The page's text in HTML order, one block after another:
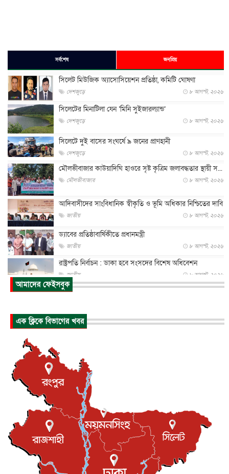
সর্বশেষ জনপ্রিয়
সিলেট মিউজিক অ্যাসোসিয়েশন প্রতিষ্ঠা, কমিটি ঘোষণা
দেশজুড়ে ৮ আগস্ট, ২০২৬
সিলেটের মিনাটিলা যেন ‘মিনি সুইজারল্যান্ড’
দেশজুড়ে ৮ আগস্ট, ২০২৬
সিলেটে দুই বাসের সংঘর্ষে ৯ জনের প্রাণহানী
দেশজুড়ে ৮ আগস্ট, ২০২৬
মৌলভীবাজার কাউয়াদিঘি হাওরে সৃষ্ট কৃত্রিম জলাবদ্ধতার স্থায়ী স...
মৌলভীবাজার ৮ আগস্ট, ২০২৬
আদিবাসীদের সাংবিধানিক স্বীকৃতি ও ভূমি অধিকার নিশ্চিতের দাবি
জাতীয় ৮ আগস্ট, ২০২৬
ড্যাবের প্রতিষ্ঠাবার্ষিকীতে প্রধানমন্ত্রী
জাতীয় ৮ আগস্ট, ২০২৬
রাষ্ট্রপতি নির্বাচন : ডাকা হবে সংসদের বিশেষ অধিবেশন
জাতীয় ৮ আগস্ট, ২০২৬
প্রধানমন্ত্রীর সঙ্গে সাক্ষাতে খুদে শিল্পী অনুশ্রী রায়ের স্বপ...
পাকিস্তান-তুরস্কের সঙ্গে প্রতিরক্ষা চুক্তি সৌদি আরবকে কতটা ন...
যুক্তরাজ্যে গ্রুমিং কেলেঙ্কারি : পাকিস্তানির অপরাধে অস্বস্তি...
আন্তর্জাতিক
বিরোধ কাটিয়ে কূটনৈতিক সম্পর্ক পুনঃস্থাপন করছে মেক্সিকো ও
আন্তর্জাতিক
এবার ওটিটিতে মুক্তি পেল ‘মালিক’
বিনোদন ৮ আগস্ট, ২০২৬
রিয়ালকে ‘না’ বলা রদ্রির জন্য বার্সার কাছে কত চাইল ম্যানসিটি
খেলাধুলা
আমাদের ফেইসবুক
এক ক্লিকে বিভাগের খবর